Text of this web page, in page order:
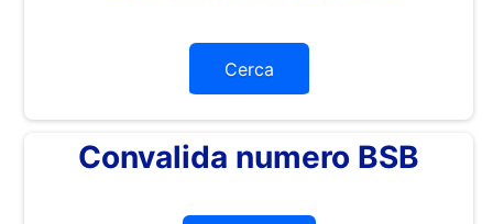
Cerca
Convalida numero BSB